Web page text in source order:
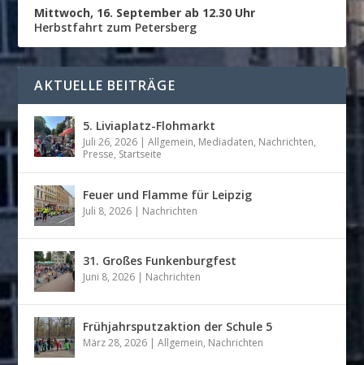
Mittwoch, 16. September ab 12.30 Uhr
Herbstfahrt zum Petersberg
AKTUELLE BEITRÄGE
5. Liviaplatz-Flohmarkt
Juli 26, 2026 |Allgemein, Mediadaten, Nachrichten,
Presse, Startseite
Feuer und Flamme für Leipzig
Juli 8, 2026 | Nachrichten
31. Großes Funkenburgfest
Juni 8, 2026 | Nachrichten
Frühjahrsputzaktion der Schule 5
März 28, 2026 |Allgemein, Nachrichten